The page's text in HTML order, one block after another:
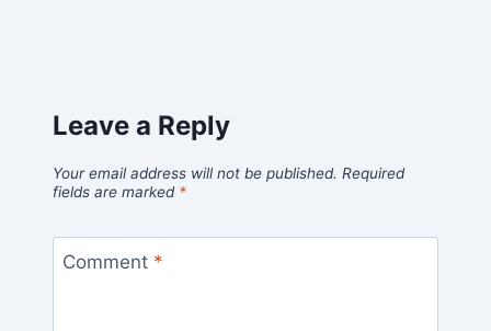
Leave a Reply
Your email address will not be published. Required
fields are marked *
Comment *